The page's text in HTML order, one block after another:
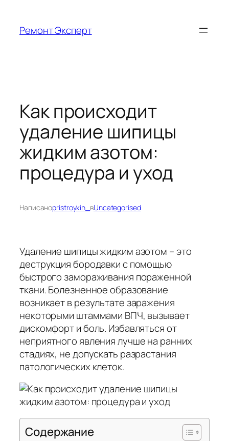
содержимому
Ремонт Эксперт
Как происходит
удаление шипицы
жидким азотом:
процедура и уход
Написаноpristroykin_ вUncategorised
Удаление шипицы жидким азотом – это
деструкция бородавки с помощью
быстрого замораживания пораженной
ткани. Болезненное образование
возникает в результате заражения
некоторыми штаммами ВПЧ, вызывает
дискомфорт и боль. Избавляться от
неприятного явления лучше на ранних
стадиях, не допускать разрастания
патологических клеток.
Содержание